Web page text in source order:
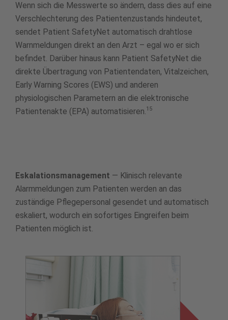
Wenn sich die Messwerte so ändern, dass dies auf eine
Verschlechterung des Patientenzustands hindeutet,
sendet Patient SafetyNet automatisch drahtlose
Warnmeldungen direkt an den Arzt – egal wo er sich
befindet. Darüber hinaus kann Patient SafetyNet die
direkte Übertragung von Patientendaten, Vitalzeichen,
Early Warning Scores (EWS) und anderen
physiologischen Parametern an die elektronische
Patientenakte (EPA) automatisieren.15
Eskalationsmanagement — Klinisch relevante
Alarmmeldungen zum Patienten werden an das
zuständige Pflegepersonal gesendet und automatisch
eskaliert, wodurch ein sofortiges Eingreifen beim
Patienten möglich ist.